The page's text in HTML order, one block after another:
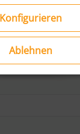
Konfigurieren
Ablehnen